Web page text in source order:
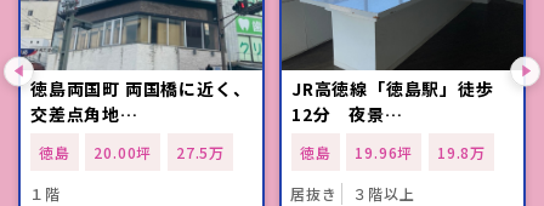
徳島両国町 両国橋に近く、
交差点角地…
徳島 20.00坪
27.5万
１階
JR高徳線「徳島駅」徒歩
12分 夜景…
徳島 19.96坪
19.8万
居抜き
３階以上